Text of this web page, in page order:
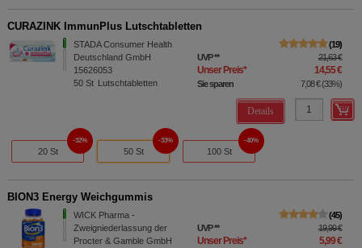
CURAZINK ImmunPlus Lutschtabletten
STADA Consumer Health
Deutschland GmbH
15626053
50 St Lutschtabletten
19
UVP** 21,63 €
Unser Preis* 14,55 €
Sie sparen 7,08 €(33%)
Details
20 St
32%
50 St
33%
100 St
40%
BION3 Energy Weichgummis
WICK Pharma -
Zweigniederlassung der
Procter & Gamble GmbH
45
UVP** 19,99 €
Unser Preis* 5,99 €